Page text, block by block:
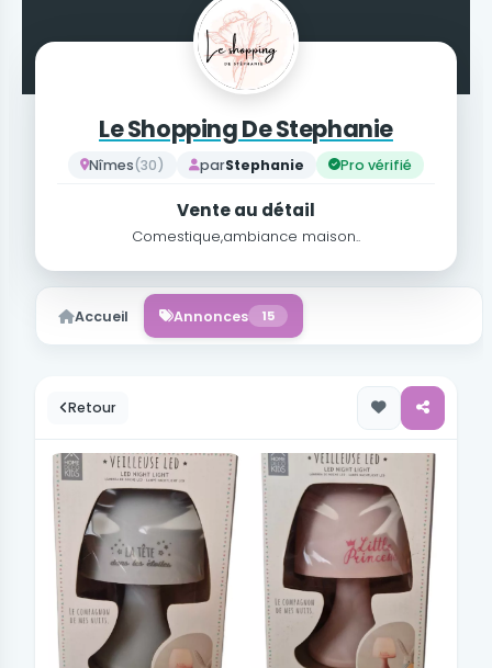
Le Shopping De Stephanie
Nîmes(30) parStephanie Pro vérifié
Vente au détail
Comestique,ambiance maison..
Accueil Annonces 15
Retour